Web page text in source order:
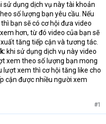
sử dụng dịch vụ này tài khoản
số lượng bạn yêu cầu. Nếu
bạn sẽ có cơ hội đưa video
hơn, từ đó video của bạn sẽ
tăng tiếp cận và tương tác.
khi sử dụng dịch vụ này video
xem theo số lượng bạn mong
lượt xem thì cơ hội tăng like cho
cận được nhiều người xem
#1